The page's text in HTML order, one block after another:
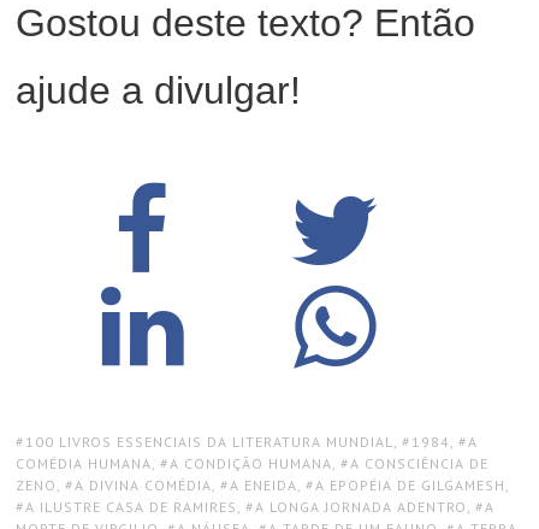
Gostou deste texto? Então
ajude a divulgar!
TAGS:
100 LIVROS ESSENCIAIS DA LITERATURA MUNDIAL, 1984, A
COMÉDIA HUMANA, A CONDIÇÃO HUMANA, A CONSCIÊNCIA DE
ZENO , A DIVINA COMÉDIA, A ENEIDA, A EPOPÉIA DE GILGAMESH ,
A ILUSTRE CASA DE RAMIRES , A LONGA JORNADA ADENTRO , A